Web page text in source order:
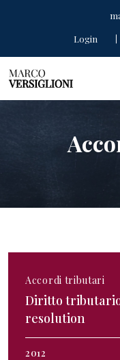
Login
Accordi tributari
Diritto
resolution
2012